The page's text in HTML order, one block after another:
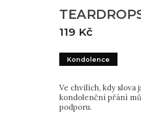
119 Kč
Ve chvílích, kdy slova
kondolenční přání
podporu.
Kondolence